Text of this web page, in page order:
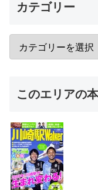
カテゴリー
このエリアの本